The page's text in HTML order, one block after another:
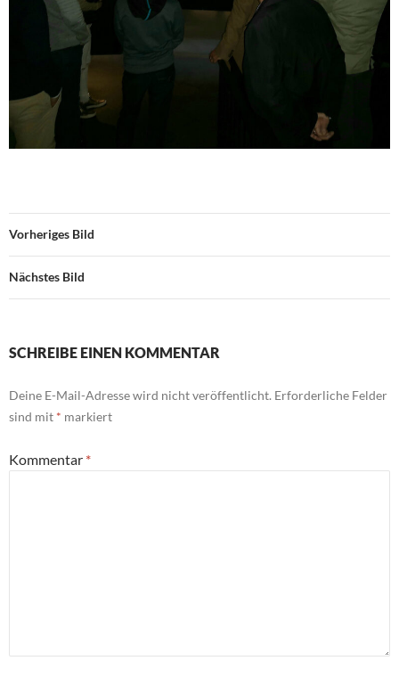
Vorheriges Bild
Nächstes Bild
SCHREIBE EINEN KOMMENTAR
Deine E-Mail-Adresse wird nicht veröffentlicht. Erforderliche Felder
sind mit * markiert
Kommentar *